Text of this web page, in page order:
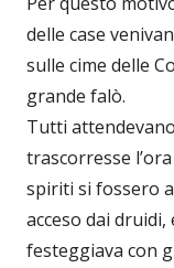
delle case
sulle cime delle
grande falò.
Tutti
trascorresse
spiriti si fossero
acceso dai
festeggiava con